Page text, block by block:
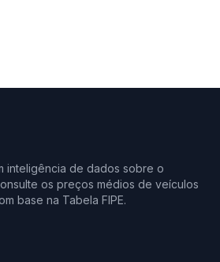
inteligência de dados sobre o
os preços médios de veículos
base na Tabela FIPE.